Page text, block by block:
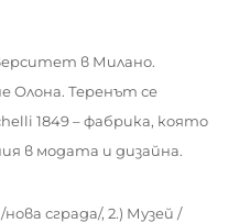
в Милано.
Олона. Теренът се
1849 – фабрика, която
в модата и дизайна.
сграда/, 2.) Музей /